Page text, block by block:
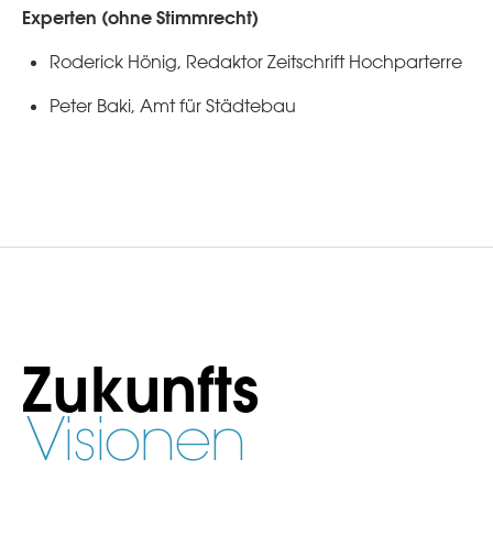
Experten (ohne Stimmrecht)
Roderick Hönig, Redaktor Zeitschrift Hochparterre
Peter Baki, Amt für Städtebau
Zukunfts
Visionen